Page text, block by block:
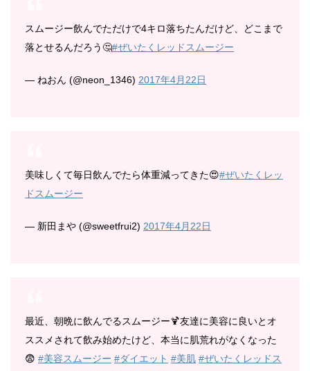
スムージー飲んでただけで4キロ落ちたんだけど、どこまで
落とせるんだろう🤔#ぜいたくレッドスムージー
— ねおん (@neon_1346) 2017年4月22日
美味しくて毎日飲んでたら体重減ってきた😍#ぜいたくレッ
ドスムージー
— 新田まや (@sweetfrui2) 2017年4月22日
最近、朝晩に飲んでるスムージー🍹友達に美容に良いとオ
ススメされて飲み始めたけど、本当に肌荒れがなくなった
😨 #美容スムージー #ダイエット #美肌 #ぜいたくレッドス